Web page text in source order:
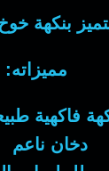
بنكهة
مميزاته:
فاكهية
دخان ناعم